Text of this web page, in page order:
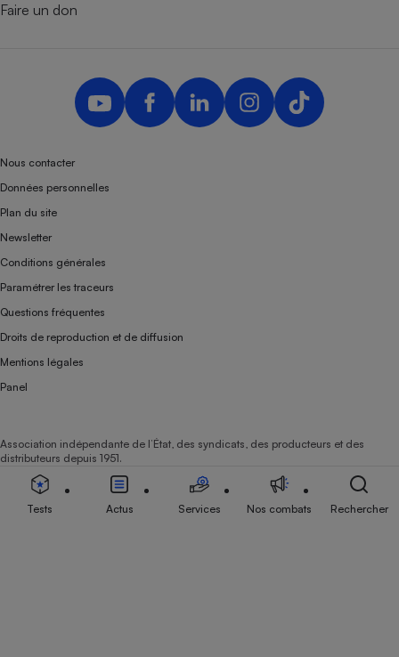
Faire un don
Nous contacter
Données personnelles
Plan du site
Newsletter
Conditions générales
Paramétrer les traceurs
Questions fréquentes
Droits de reproduction et de diffusion
Mentions légales
Panel
Association indépendante de l’État, des syndicats, des producteurs et des
distributeurs depuis 1951.
Tests Actus Services Nos combats Rechercher